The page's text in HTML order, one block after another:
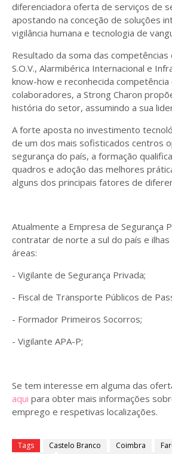
diferenciadora oferta de serviços de
apostando na conceção de soluções
vigilância humana e tecnologia de
Resultado da soma das competências
S.O.V., Alarmibérica Internacional e
know-how e reconhecida competência
colaboradores, a Strong Charon
história do setor, assumindo a sua
A forte aposta no investimento
de um dos mais sofisticados centros
segurança do país, a formação
quadros e adoção das melhores
alguns dos principais fatores de
Atualmente a Empresa de Segurança
contratar de norte a sul do país e
áreas:
- Vigilante de Segurança Privada;
- Fiscal de Transporte Públicos de
- Formador Primeiros Socorros;
- Vigilante APA-P;
Se tem interesse em alguma das
aqui para obter mais informações
emprego e respetivas localizações.
Tags Castelo Branco Coimbra